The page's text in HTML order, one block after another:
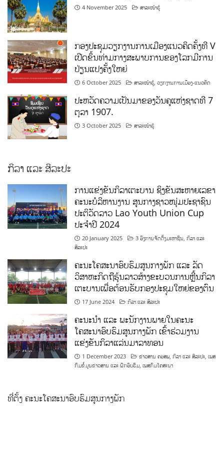
4 November 2025 ສາລະໜ້າຮູ້
ກອງປະຊຸມວຽກງານການເມືອງແນວຄິດຄັ້ງທີ V
ເປີດຂຶ້ນທ່າມກາງສະພາບການຂອງໂລກມີການ
ປ່ຽນແປງຄັ້ງໃຫຍ່
6 October 2025 ສາລະໜ້າຮູ້ ,ວຽກງານການເມືອງ-ແນວຄິດ
ປະຫວັດຄວາມເປັນມາຂອງວັນຄູແຫ່ງຊາດທີ 7
ຕຸລາ 1907.
3 October 2025 ສາລະໜ້າຮູ້
ກິລາ ແລະ ສິລະປະ
ການແຂ່ງຂັນກິລາເຕະບານ ຊິງຂັນສະຫາຍເລຂາ
ຄະນະບໍລິຫານງານ ສູນກາງຊາວໜຸ່ມປະຊາຊົນ
ປະຕິວັດລາວ Lao Youth Union Cup
ປະຈຳປີ 2024
20 January 2025 3 ອົງການຈັດຕັ້ງມະຫາຊົນ,ກິລາ ແລະ
ສິລະປະ
ຄະນະໂຄສະນາອົບຮົມສູນກາງພັກ ແລະ ລັດ
ວິສາຫະກິດຖືຮຸ້ນລາວສ້າງຂະບວນການຫຼີ້ນກິລາ
ເຕະບານເພື່ອຕ້ອນຮັບກອງປະຊຸມໃຫຍ່ຂອງຕົນ
17 June 2024 ກິລາ ແລະ ສິລະປະ
ຄະນະນຳ ແລະ ພະນັກງານພາຍໃນຄະນະ
ໂຄສະນາອົບຮົມສູນກາງພັກ ເຂົ້າຮ່ວມງານ
ແຂ່ງຂັນກິລາແລ່ນມາລາທອນ
1 December 2023 ຂ່າວສານ ຄອສພ,ກິລາ ແລະ ສິລະປະ,ເພສ
ກົມຂໍ້ມູນຂ່າວສານ ແລະ ຝຶກອົບຮົມ,ເພສກົມໂຄສະນາ
ທີ່ຕັ້ງ ຄະນະໂຄສະນາອົບຮົມສູນກາງພັກ